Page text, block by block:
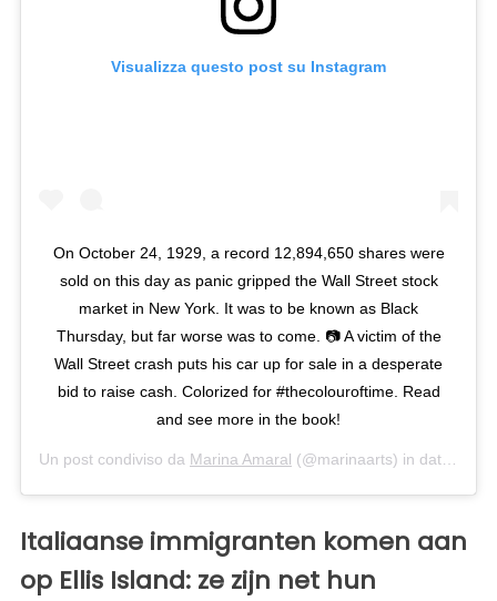
Visualizza questo post su Instagram
On October 24, 1929, a record 12,894,650 shares were
sold on this day as panic gripped the Wall Street stock
market in New York. It was to be known as Black
Thursday, but far worse was to come. 📷 A victim of the
Wall Street crash puts his car up for sale in a desperate
bid to raise cash. Colorized for #thecolouroftime. Read
and see more in the book!
Un post condiviso da Marina Amaral (@marinaarts) in data:
Italiaanse immigranten komen aan
op Ellis Island: ze zijn net hun